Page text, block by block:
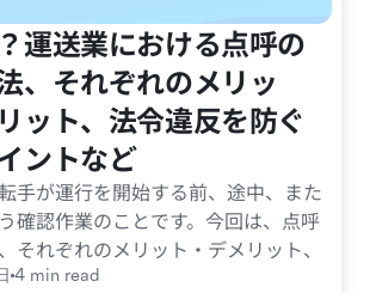
運送業における点呼の
、それぞれのメリッ
ット、法令違反を防ぐ
ントなど
手が運行を開始する前、途中、また
確認作業のことです。今回は、点呼
それぞれのメリット・デメリット、
ためのポイントなどを解説します。
4 min read